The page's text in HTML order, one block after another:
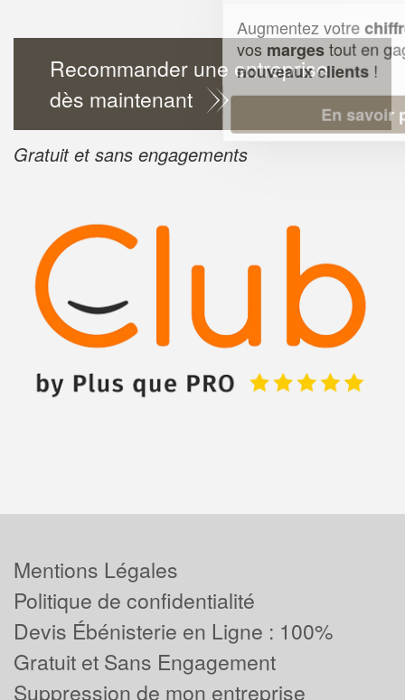
Recommander une entreprise
dès maintenant
Gratuit et sans engagements
Augmentez votrechiffre d'affaires
margestout en gagnant de
nouveaux clients!
En savoir plus
Mentions Légales
Politique de confidentialité
Devis Ébénisterie en Ligne : 100%
Gratuit et Sans Engagement
Suppression de mon entreprise